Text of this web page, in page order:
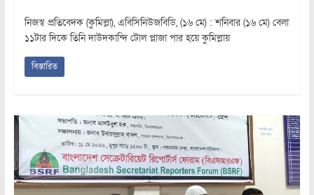
নিজস্ব প্রতিবেদক (কুমিল্লা), এবিসিনিউজবিডি, (১৬ মে) : শনিবার (১৬ মে) বেলা
১১টার দিকে তিনি দাউদকান্দি টোল প্লাজা পার হয়ে কুমিল্লায়
বিস্তারিত